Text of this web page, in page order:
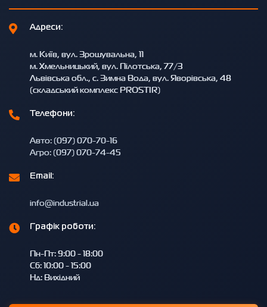
Адреси:
м. Київ, вул. Зрошувальна, 11
м. Хмельницький, вул. Пілотська, 77/3
Львівська обл., с. Зимна Вода, вул. Яворівська, 48
(складський комплекс PROSTIR)
Телефони:
Авто: (097) 070-70-16
Агро: (097) 070-74-45
Email:
info@industrial.ua
Графік роботи:
Пн-Пт: 9:00 - 18:00
Сб: 10:00 - 15:00
Нд: Вихідний